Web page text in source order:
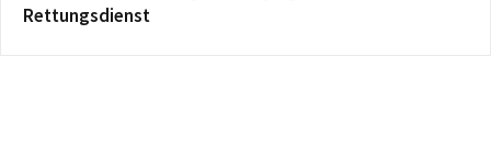
Rettungsdienst